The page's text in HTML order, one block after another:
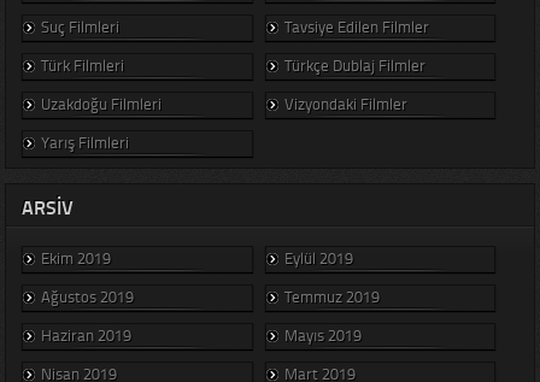
Suç Filmleri
Tavsiye Edilen Filmler
Türk Filmleri
Türkçe Dublaj Filmler
Uzakdoğu Filmleri
Vizyondaki Filmler
Yarış Filmleri
ARSIV
Ekim 2019
Eylül 2019
Ağustos 2019
Temmuz 2019
Haziran 2019
Mayıs 2019
Nisan 2019
Mart 2019